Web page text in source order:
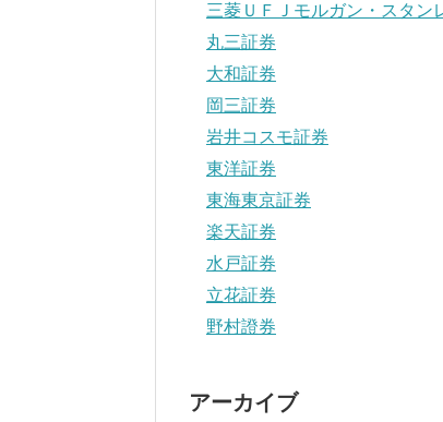
三菱ＵＦＪモルガン・スタン
丸三証券
大和証券
岡三証券
岩井コスモ証券
東洋証券
東海東京証券
楽天証券
水戸証券
立花証券
野村證券
アーカイブ